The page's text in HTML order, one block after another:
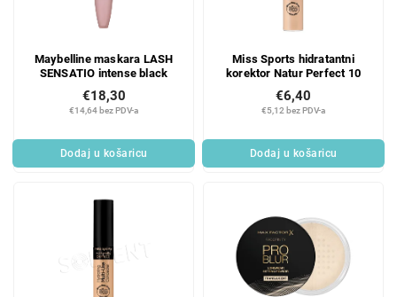
Maybelline maskara LASH
SENSATIO intense black
€14,64 bez PDV-a
€18,30
Dodaj u košaricu
Miss Sports hidratantni
korektor Natur Perfect 10
€5,12 bez PDV-a
€6,40
Dodaj u košaricu